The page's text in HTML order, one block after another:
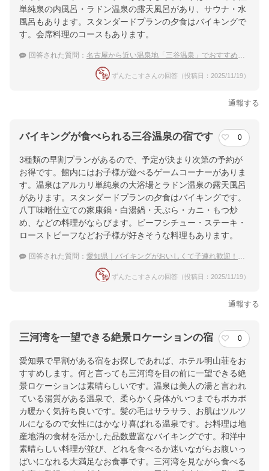
単純泉の内風呂・ラドン温泉の露天風呂があり、サウナ・水
風呂もあります。スタンダードプランの夕食はバイキングで
す。会席料理のコースもあります。
回答された質問： 名古屋から近い温泉地「三谷温泉」でおすすめの温泉宿を教えて
ずんたこすさんの回答（投稿日：2025/11/19）
通報する
バイキングが食べられる三谷温泉の宿です 0
3種類の早割プランがあるので、予定が決まり次第の予約が
お得です。館内にはお子様が遊べるゲームコーナーがありま
す。温泉はアルカリ単純泉の大浴場とラドン温泉の露天風呂
があります。スタンダードプランの夕食はバイキングです。
八丁味噌仕立ての家康鍋・白湯鍋・天ぷら・カニ・もつ炒
め、などの料理がならびます。ビーフシチュー・ステーキ・
ローストビーフなどお子様が好きそうな料理もあります。
回答された質問： 愛知県｜バイキングがおいしくて子連れ歓迎！おすすめの宿は？
ずんたこすさんの回答（投稿日：2025/11/19）
通報する
三河湾を一望できる絶景ロケーションの宿 0
愛知県で早割がある宿をお探しであれば、ホテル明山荘をお
すすめします。何と言っても三河湾を目の前に一望できる絶
景ロケーションは素晴らしいです。温泉は美人の湯と言われ
ている湯質がある温泉で、柔らかく身体がいつまでもポカポ
カ暖かく気持ち良いです。髪の毛はサラサラ、お肌はツルツ
ルになるので女性にはかなり喜ばれる温泉です。お料理は地
産地消の食材を活かした品数豊富なバイキングです。和洋中
素晴らしい料理が並び、どれを食べるか迷いながらお腹いっ
ぱいになれる大満足なお食事です。三河湾を見ながら食べる